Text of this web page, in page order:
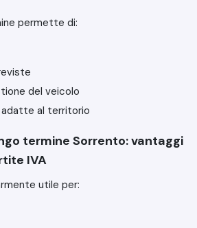
permette di:
del veicolo
al territorio
termine Sorrento: vantaggi
IVA
utile per: